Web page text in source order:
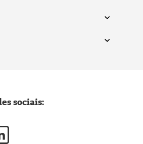
sociais: